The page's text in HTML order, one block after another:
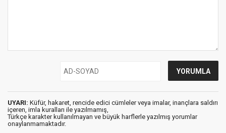
UYARI: Küfür, hakaret, rencide edici cümleler veya imalar, inançlara saldırı
içeren, imla kuralları ile yazılmamış,
Türkçe karakter kullanılmayan ve büyük harflerle yazılmış yorumlar
onaylanmamaktadır.